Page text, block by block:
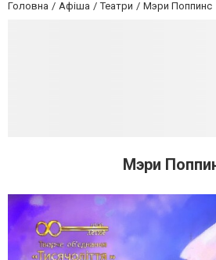
Головна Афіша Театри Мэри Поппинс
Мэри